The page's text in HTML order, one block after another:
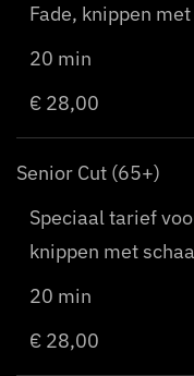
Fade, knippen
20 min
€ 28,00
Senior Cut (65+)
Speciaal tarief
knippen met
20 min
€ 28,00